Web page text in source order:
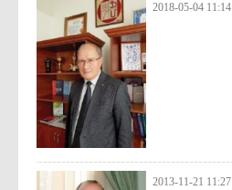
2018-05-04 11:14
2013-11-21 11:27